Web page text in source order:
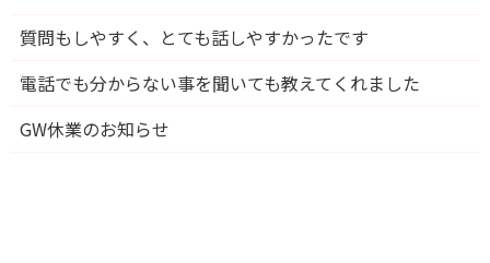
質問もしやすく、とても話しやすかったです
電話でも分からない事を聞いても教えてくれました
GW休業のお知らせ